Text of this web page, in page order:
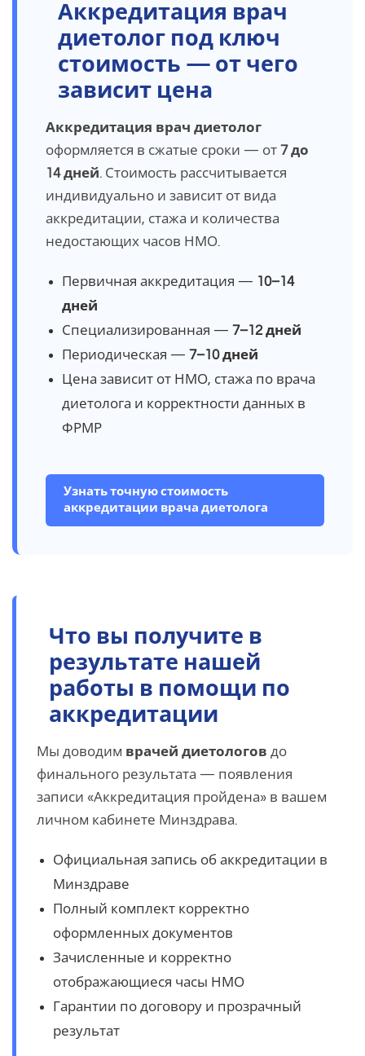
Аккредитация врач
диетолог под ключ
стоимость — от чего
зависит цена
Аккредитация врач диетолог
оформляется в сжатые сроки — от 7 до
14 дней. Стоимость рассчитывается
индивидуально и зависит от вида
аккредитации, стажа и количества
недостающих часов НМО.
Первичная аккредитация — 10–14
дней
Специализированная — 7–12 дней
Периодическая — 7–10 дней
Цена зависит от НМО, стажа по врача
диетолога и корректности данных в
ФРМР
Узнать точную стоимость
аккредитации врача диетолога
Что вы получите в
результате нашей
работы в помощи по
аккредитации
Мы доводим врачей диетологов до
финального результата — появления
записи «Аккредитация пройдена» в вашем
личном кабинете Минздрава.
Официальная запись об аккредитации в
Минздраве
Полный комплект корректно
оформленных документов
Зачисленные и корректно
отображающиеся часы НМО
Гарантии по договору и прозрачный
результат